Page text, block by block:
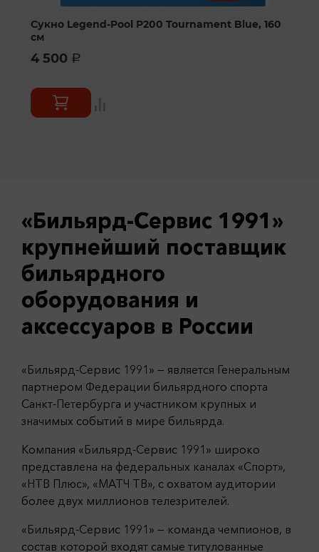
Сукно Legend-Pool P200 Tournament Blue, 160
см
4 500 a
«Бильярд-Сервис 1991»
крупнейший поставщик
бильярдного
оборудования и
аксессуаров в России
«Бильярд-Сервис 1991» — является Генеральным
партнером Федерации бильярдного спорта
Санкт-Петербурга и участником крупных и
значимых событий в мире бильярда.
Компания «Бильярд-Сервис 1991» широко
представлена на федеральных каналах «Спорт»,
«НТВ Плюс», «МАТЧ ТВ», с охватом аудитории
более двух миллионов телезрителей.
«Бильярд-Сервис 1991» — команда чемпионов, в
состав которой входят самые титулованные